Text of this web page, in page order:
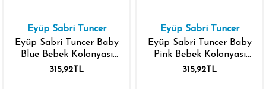
Eyüp Sabri Tuncer
Eyüp Sabri Tuncer Baby
Blue Bebek Kolonyası
150 ml - Pet Şişe
315,92TL
Eyüp Sabri Tuncer
Eyüp Sabri Tuncer Baby
Pink Bebek Kolonyası
150 ml - Pet Şişe
315,92TL